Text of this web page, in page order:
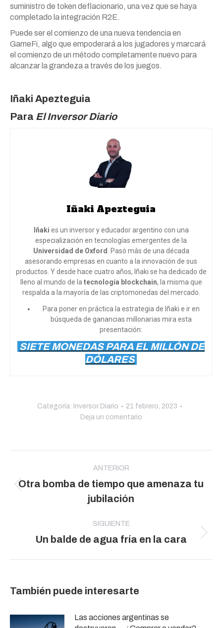
suministro de token deflacionario, una vez que se haya
completado la integración R2E.
Puede ser el comienzo de una nueva tendencia en
GameFi, algo que empoderará a los jugadores y marcará
el comienzo de un método completamente nuevo para
alcanzar la grandeza a través de los juegos.
Iñaki Apezteguia
Para El Inversor Diario
Iñaki Apezteguia
Iñaki es un inversor y educador argentino con una
especialización en tecnologías emergentes de la
Universidad de Oxford
. Pasó más de una década
asesorando empresas en cuanto a la innovación de sus
productos. Y desde hace cuatro años, Iñaki se ha dedicado de
lleno al mundo de la tecnología blockchain, la misma que
respalda a la mayoría de las criptomonedas del mercado.
Para poner en práctica la estrategia de Iñaki e ir en
búsqueda de ganancias millonarias mira esta
presentación:
SIETE MONEDAS PARA EL MILLÓN DE
DÓLARES
Categoría: Inversor Diario
21 febrero, 2023
Deja un comentario
publicaciones
ANTERIOR
Publicación
anterior:
Otra bomba de tiempo que amenaza tu
jubilación
SIGUIENTE
Publicación
Un balde de agua fría en la cara
También puede interesarte
Las acciones argentinas se